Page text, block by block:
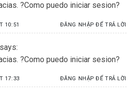
?Como puedo iniciar sesion?
10:51 ĐĂNG NHẬP ĐỂ TRẢ LỜI
says:
?Como puedo iniciar sesion?
17:33 ĐĂNG NHẬP ĐỂ TRẢ LỜI